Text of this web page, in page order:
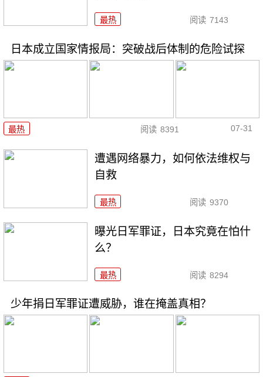
最热 阅读 7143
日本成立国家情报局：突破战后体制的危险试探
最热 阅读 8391 07-31
遭遇网络暴力，如何依法维权与
自救
最热 阅读 9370
曝光日军罪证，日本究竟在怕什
么？
最热 阅读 8294
少年捐日军罪证遭威胁，谁在掩盖真相？